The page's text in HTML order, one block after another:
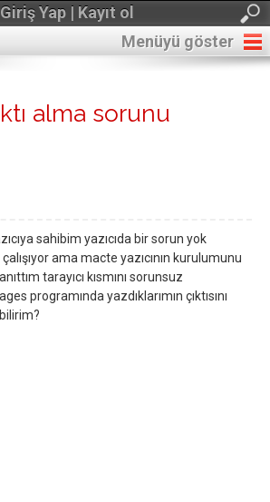
Giriş Yap | Kayıt ol
Menüyü göster
alma sorunu
sahibim yazıcıda bir sorun yok
ama macte yazıcının kurulumunu
tarayıcı kısmını sorunsuz
programında yazdıklarımın çıktısını